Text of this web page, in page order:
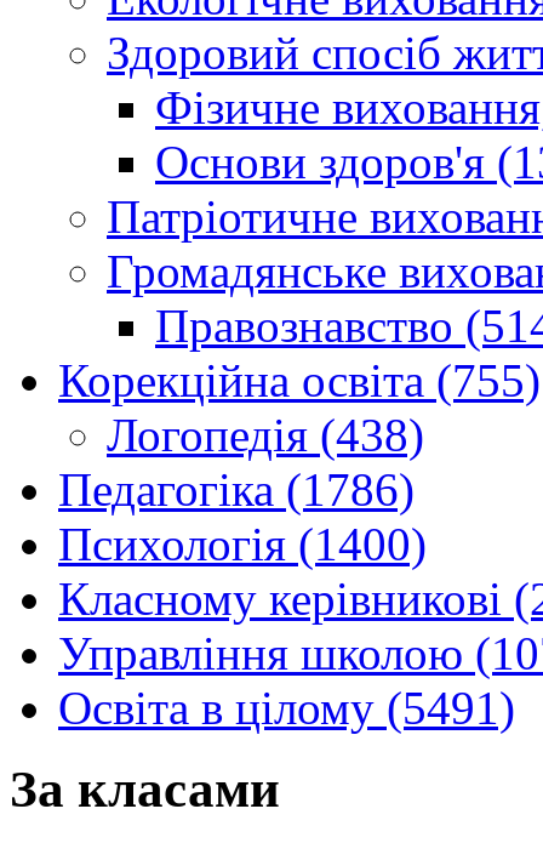
Здоровий спосіб
Фізичне
Основи здоров'я
Патріотичне
Громадянське
Правознавство
Корекційна освіта (755)
Логопедія (438)
Педагогіка (1786)
Психологія (1400)
Класному керівникові
Управління школою
Освіта в цілому (5491)
За класами